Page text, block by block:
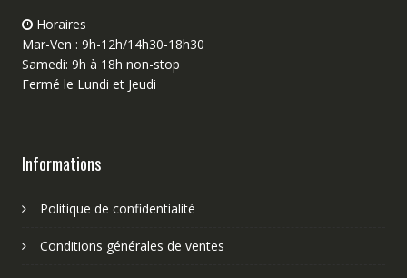
Horaires
Mar-Ven : 9h-12h/14h30-18h30
Samedi: 9h à 18h non-stop
Fermé le Lundi et Jeudi
Informations
Politique de confidentialité
Conditions générales de ventes